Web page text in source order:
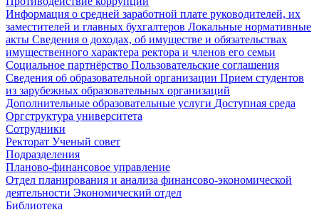
Информация о средней заработной плате руководителей, их
заместителей и главных бухгалтеров Локальные нормативные
акты Сведения о доходах, об имуществе и обязательствах
имущественного характера ректора и членов его семьи
Социальное партнёрство Пользовательские соглашения
Сведения об образовательной организации Прием студентов
из зарубежных образовательных организаций
Дополнительные образовательные услуги Доступная среда
Оргструктура университета
Сотрудники
Ректорат Ученый совет
Подразделения
Планово-финансовое управление
Отдел планирования и анализа финансово-экономической
деятельности Экономический отдел
Библиотека